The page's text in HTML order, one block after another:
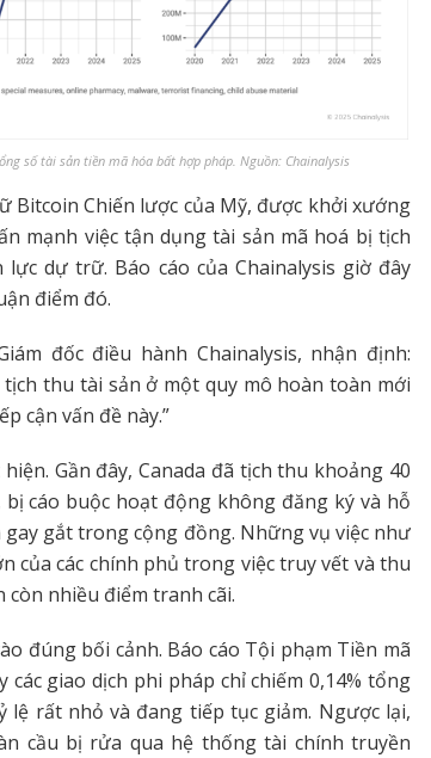
số tài sản tiền mã hóa bất hợp pháp. Nguồn: Chainalysis
Bitcoin Chiến lược của Mỹ, được khởi xướng
mạnh việc tận dụng tài sản mã hoá bị tịch
dự trữ. Báo cáo của Chainalysis giờ đây
điểm đó.
đốc điều hành Chainalysis, nhận định:
thu tài sản ở một quy mô hoàn toàn mới
cận vấn đề này.”
Gần đây, Canada đã tịch thu khoảng 40
cáo buộc hoạt động không đăng ký và hỗ
gắt trong cộng đồng. Những vụ việc như
của các chính phủ trong việc truy vết và thu
nhiều điểm tranh cãi.
đúng bối cảnh. Báo cáo Tội phạm Tiền mã
các giao dịch phi pháp chỉ chiếm 0,14% tổng
lệ rất nhỏ và đang tiếp tục giảm. Ngược lại,
cầu bị rửa qua hệ thống tài chính truyền